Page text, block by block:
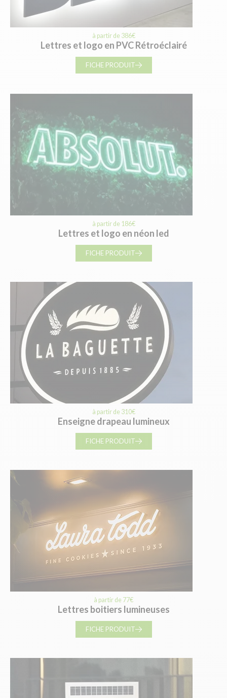
à partir de 386€
Lettres et logo en PVC Rétroéclairé
FICHE PRODUIT
à partir de 186€
Lettres et logo en néon led
FICHE PRODUIT
à partir de 310€
Enseigne drapeau lumineux
FICHE PRODUIT
à partir de 77€
Lettres boitiers lumineuses
FICHE PRODUIT